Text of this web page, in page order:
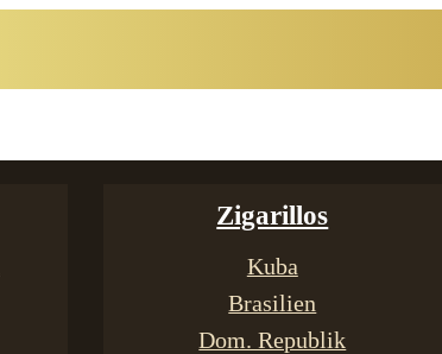
Zigarillos
Kuba
Brasilien
Dom. Republik